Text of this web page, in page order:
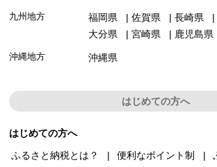
九州地方 福岡県 佐賀県 長崎県
大分県
宮崎県 鹿児島県
沖縄地方 沖縄県
はじめての方へ
はじめての方へ
ふるさと納税とは？
便利なポイント制